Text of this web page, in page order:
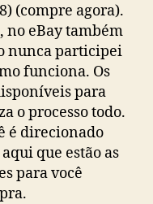
(compre agora).
no eBay também
nunca participei
funciona. Os
para
o processo todo.
é direcionado
que estão as
para você